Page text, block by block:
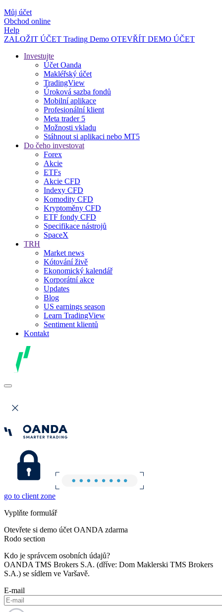
Můj účet
Obchod online
Help
ZALOŽIT ÚČET Trading Demo OTEVŘÍT DEMO ÚČET
Investujte
Účet Oanda
Makléřský účet
TradingView
Úroková sazba fondů
Mobilní aplikace
Profesionální klient
Meta trader 5
Možnosti vkladu
Stáhnout si aplikaci nebo MT5
Do čeho investovat
Forex
Akcie
ETFs
Akcie CFD
Indexy CFD
Komodity CFD
Kryptoměny CFD
ETF fondy CFD
Specifikace nástrojů
SpaceX
TRH
Market news
Kótování živě
Ekonomický kalendář
Korporátní akce
Updates
Blog
US earnings season
Learn TradingView
Sentiment klientů
Kontakt
go to client zone
Vyplňte formulář
Otevřete si demo účet OANDA zdarma
Rodo section
Kdo je správcem osobních údajů?
OANDA TMS Brokers S.A. (dříve: Dom Maklerski TMS Brokers
S.A.) se sídlem ve Varšavě.
E-mail